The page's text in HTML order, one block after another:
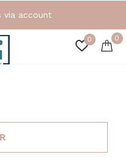
0 0
via account